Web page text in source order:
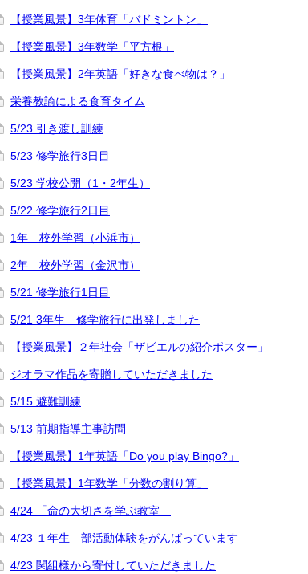
【授業風景】3年体育「バドミントン」
【授業風景】3年数学「平方根」
【授業風景】2年英語「好きな食べ物は？」
栄養教諭による食育タイム
5/23 引き渡し訓練
5/23 修学旅行3日目
5/23 学校公開（1・2年生）
5/22 修学旅行2日目
1年 校外学習（小浜市）
2年 校外学習（金沢市）
5/21 修学旅行1日目
5/21 3年生 修学旅行に出発しました
【授業風景】２年社会「ザビエルの紹介ポスター」
ジオラマ作品を寄贈していただきました
5/15 避難訓練
5/13 前期指導主事訪問
【授業風景】1年英語「Do you play Bingo?」
【授業風景】1年数学「分数の割り算」
4/24 「命の大切さを学ぶ教室」
4/23 １年生 部活動体験をがんばっています
4/23 関組様から寄付していただきました